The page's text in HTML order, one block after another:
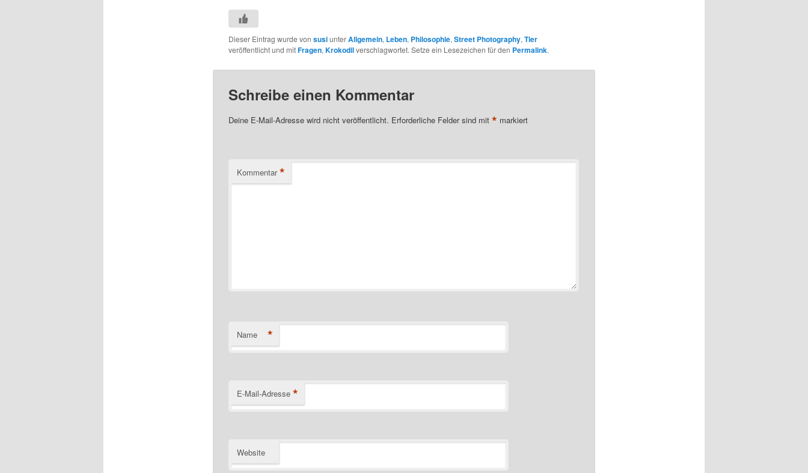
Dieser Eintrag wurde von susiunterAllgemein, Leben, Philosophie, Street Photography, Tier
veröffentlicht und mitFragen, Krokodilverschlagwortet. Setze ein Lesezeichen für den Permalink.
Schreibe einen Kommentar
Deine E-Mail-Adresse wird nicht veröffentlicht. Erforderliche Felder sind mit * markiert
Kommentar *
Name *
E-Mail-Adresse *
Website